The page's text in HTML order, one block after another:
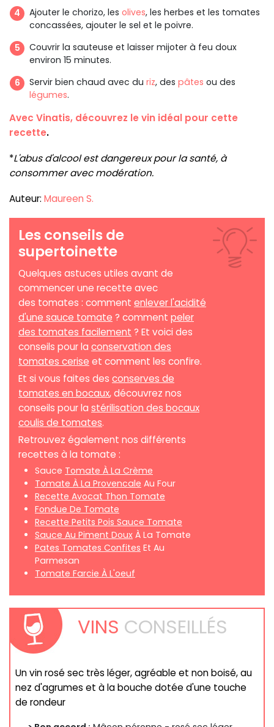
Ajouter le chorizo, les olives, les herbes et les tomates
concassées, ajouter le sel et le poivre.
Couvrir la sauteuse et laisser mijoter à feu doux
environ 15 minutes.
Servir bien chaud avec du riz, des pâtes ou des
légumes.
Avec Vinatis, découvrez le vin idéal pour cette
recette.
*L'abus d'alcool est dangereux pour la santé, à
consommer avec modération.
Auteur: Maureen S.
Les conseils de
supertoinette
Quelques astuces utiles avant de
commencer une recette avec
des tomates : comment enlever l'acidité
d'une sauce tomate ? comment peler
des tomates facilement ? Et voici des
conseils pour la conservation des
tomates cerise et comment les confire.
Et si vous faites des conserves de
tomates en bocaux, découvrez nos
conseils pour la stérilisation des bocaux
coulis de tomates.
Retrouvez également nos différents
recettes à la tomate :
Sauce Tomate À La Crème
Tomate À La Provencale Au Four
Recette Avocat Thon Tomate
Fondue De Tomate
Recette Petits Pois Sauce Tomate
Sauce Au Piment Doux À La Tomate
Pates Tomates Confites Et Au
Parmesan
Tomate Farcie À L'oeuf
VINS CONSEILLÉS
Un vin rosé sec très léger, agréable et non boisé, au
nez d'agrumes et à la bouche dotée d'une touche
de rondeur